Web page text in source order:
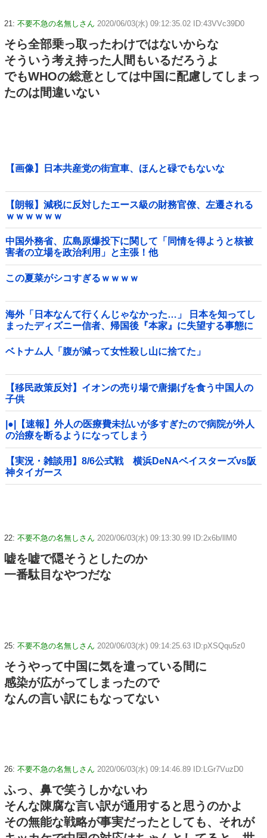
21: 不要不急の名無しさん 2020/06/03(水) 09:12:35.02 ID:43VVc39D0
そら全部乗っ取ったわけではないからな
そういう考え持った人間もいるだろうよ
でもWHOの総意としては中国に配慮してしまっ
たのは間違いない
【画像】日本共産党の街宣車、ほんと碌でもないな
【朗報】減税に反対したエース級の財務官僚、左遷される
ｗｗｗｗｗｗ
中国外務省、広島原爆投下に関して「同情を得ようと核被
害者の立場を政治利用」と主張！他
この夏菜がシコすぎるｗｗｗｗ
海外「日本なんて行くんじゃなかった…」 日本を知ってし
まったディズニー信者、帰国後『本家』に失望する事態に
ベトナム人「腹が減って女性殺し山に捨てた」
【移民政策反対】イオンの売り場で唐揚げを食う中国人の
子供
|●|【速報】外人の医療費未払いが多すぎたので病院が外人
の治療を断るようになってしまう
【実況・雑談用】8/6公式戦 横浜DeNAベイスターズvs阪
神タイガース
22: 不要不急の名無しさん 2020/06/03(水) 09:13:30.99 ID:2x6b/llM0
嘘を嘘で隠そうとしたのか
一番駄目なやつだな
25: 不要不急の名無しさん 2020/06/03(水) 09:14:25.63 ID:pXSQqu5z0
そうやって中国に気を遣っている間に
感染が広がってしまったので
なんの言い訳にもなってない
26: 不要不急の名無しさん 2020/06/03(水) 09:14:46.89 ID:LGr7VuzD0
ふっ、鼻で笑うしかないわ
そんな陳腐な言い訳が通用すると思うのかよ
その無能な戦略が事実だったとしても、それが